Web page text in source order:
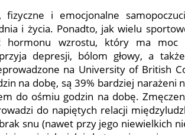
fizyczne i emocjonalne
i życia. Ponadto, jak wielu
hormonu wzrostu, który ma moc
depresji, bólom głowy, a
na University of British
na dobę, są 39% bardziej narażeni
do ośmiu godzin na dobę.
do napiętych relacji
snu (nawet przy jego niewielkich